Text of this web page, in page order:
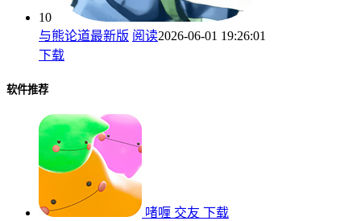
10
与熊论道最新版 阅读2026-06-01 19:26:01
下载
软件推荐
啫喱 交友 下载